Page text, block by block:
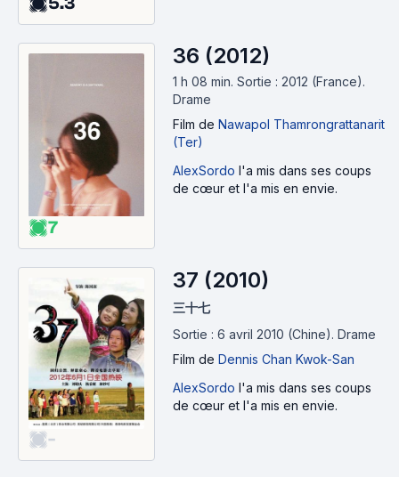
7
36 (2012)
1 h 08 min. Sortie : 2012 (France).
Drame
Film de Nawapol Thamrongrattanarit
(Ter)
AlexSordo l'a mis dans ses coups
de cœur et l'a mis en envie.
-
37 (2010)
三十七
Sortie : 6 avril 2010 (Chine). Drame
Film de Dennis Chan Kwok-San
AlexSordo l'a mis dans ses coups
de cœur et l'a mis en envie.